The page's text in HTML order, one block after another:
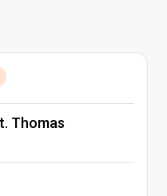
Thomas